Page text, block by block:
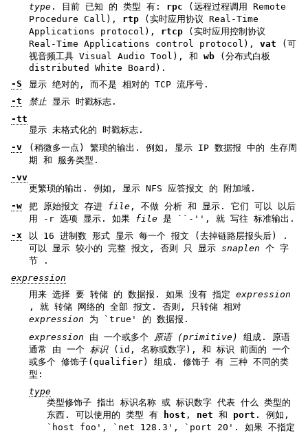
type
. 目前 已知 的 类型 有: rpc (远程过程调用 Remote
Procedure Call), rtp
Applications protocol), rtcp
Real-Time Applications control protocol), vat
视音频工具 Visual Audio Tool), 和 wb (分布式白板
distributed White Board).
-S
显示 绝对的, 而不是 相对的 TCP 流序号.
-t
禁止
显示 时戳标志.
-tt
显示 未格式化的 时戳标志.
-v
(稍微多一点) 繁琐的输出. 例如, 显示 IP 数据报 中的 生存周
期 和 服务类型.
-vv
更繁琐的输出. 例如, 显示 NFS 应答报文 的 附加域.
-w
把 原始报文 存进 file , 不做 分析 和 显示. 它们 可以 以后
用 -r 选项 显示. 如果 file
是 ``-'', 就 写往 标准输出.
-x
以 16 进制数 形式 显示 每一个 报文 (去掉链路层报头后) .
可以 显示 较小的 完整 报文, 否则 只 显示 snaplen 个 字
节 .
expression
用来 选择 要 转储 的 数据报. 如果 没有 指定 expression
, 就 转储 网络的 全部 报文. 否则, 只转储 相对
expression 为 `true' 的 数据报.
expression 由 一个或多个 原语 (primitive)
组成. 原语
通常 由 一个 标识(id, 名称或数字), 和 标识 前面的 一个
或多个 修饰子(qualifier) 组成. 修饰子 有 三种 不同的类
型:
type
类型修饰子 指出 标识名称 或 标识数字 代表 什么 类型的
东西. 可以使用的 类型 有
host , net 和 port . 例如,
`host foo', `net 128.3', `port 20'. 如果 不指定